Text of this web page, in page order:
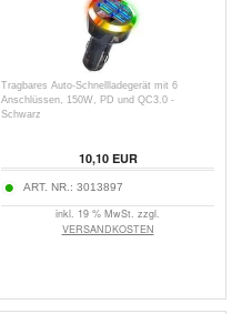
Tragbares Auto-Schnellladegerät mit 6
Anschlüssen, 150W, PD und QC3.0 -
Schwarz
10,10EUR
ART. NR.: 3013897
inkl. 19 % MwSt. zzgl.
VERSANDKOSTEN